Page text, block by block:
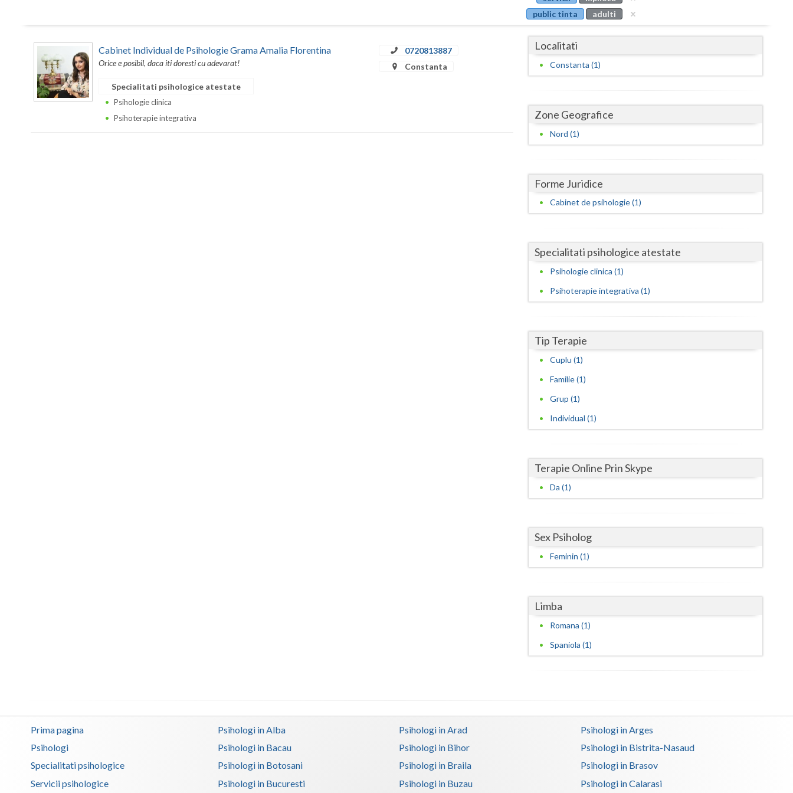
Buzau
Cluj
Covasna
Dambovita
Dolj
Galati
Gorj
Harghita
Hunedoara
Mures
Olt
Salaj
Satu-Mare
Suceava
Vaslui
Vrancea
public tinta
adulti
Cabinet Individual de Psihologie Grama Amalia Florentina
Orice e posibil, daca iti doresti cu adevarat!
0720813887
Constanta
Specialitati psihologice atestate
Psihologie clinica
Psihoterapie integrativa
Localitati
Constanta (1)
Zone Geografice
Nord (1)
Forme Juridice
Cabinet de psihologie (1)
Specialitati psihologice atestate
Psihologie clinica (1)
Psihoterapie integrativa (1)
Tip Terapie
Cuplu (1)
Familie (1)
Grup (1)
Individual (1)
Terapie Online Prin Skype
Da (1)
Sex Psiholog
Feminin (1)
Limba
Romana (1)
Spaniola (1)
Prima pagina
Psihologi
Specialitati psihologice
Servicii psihologice
Psihologi in Alba Psihologi in Arad
Psihologi in Arges
Psihologi in Bacau
Psihologi in Bihor
Psihologi in Bistrita-Nasaud
Psihologi in Botosani
Psihologi in Braila
Psihologi in Brasov
Psihologi in Bucuresti
Psihologi in Buzau Psihologi in Calarasi